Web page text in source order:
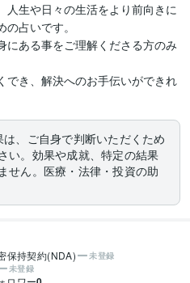
人生や日々の生活をより前向きに
占いです。
にある事をご理解くださる方のみ
でき、解決へのお手伝いができれ
、ご自身で判断いただくため
い。効果や成就、特定の結果
せん。医療・法律・投資の助
保持契約(NDA) 未登録
未登録